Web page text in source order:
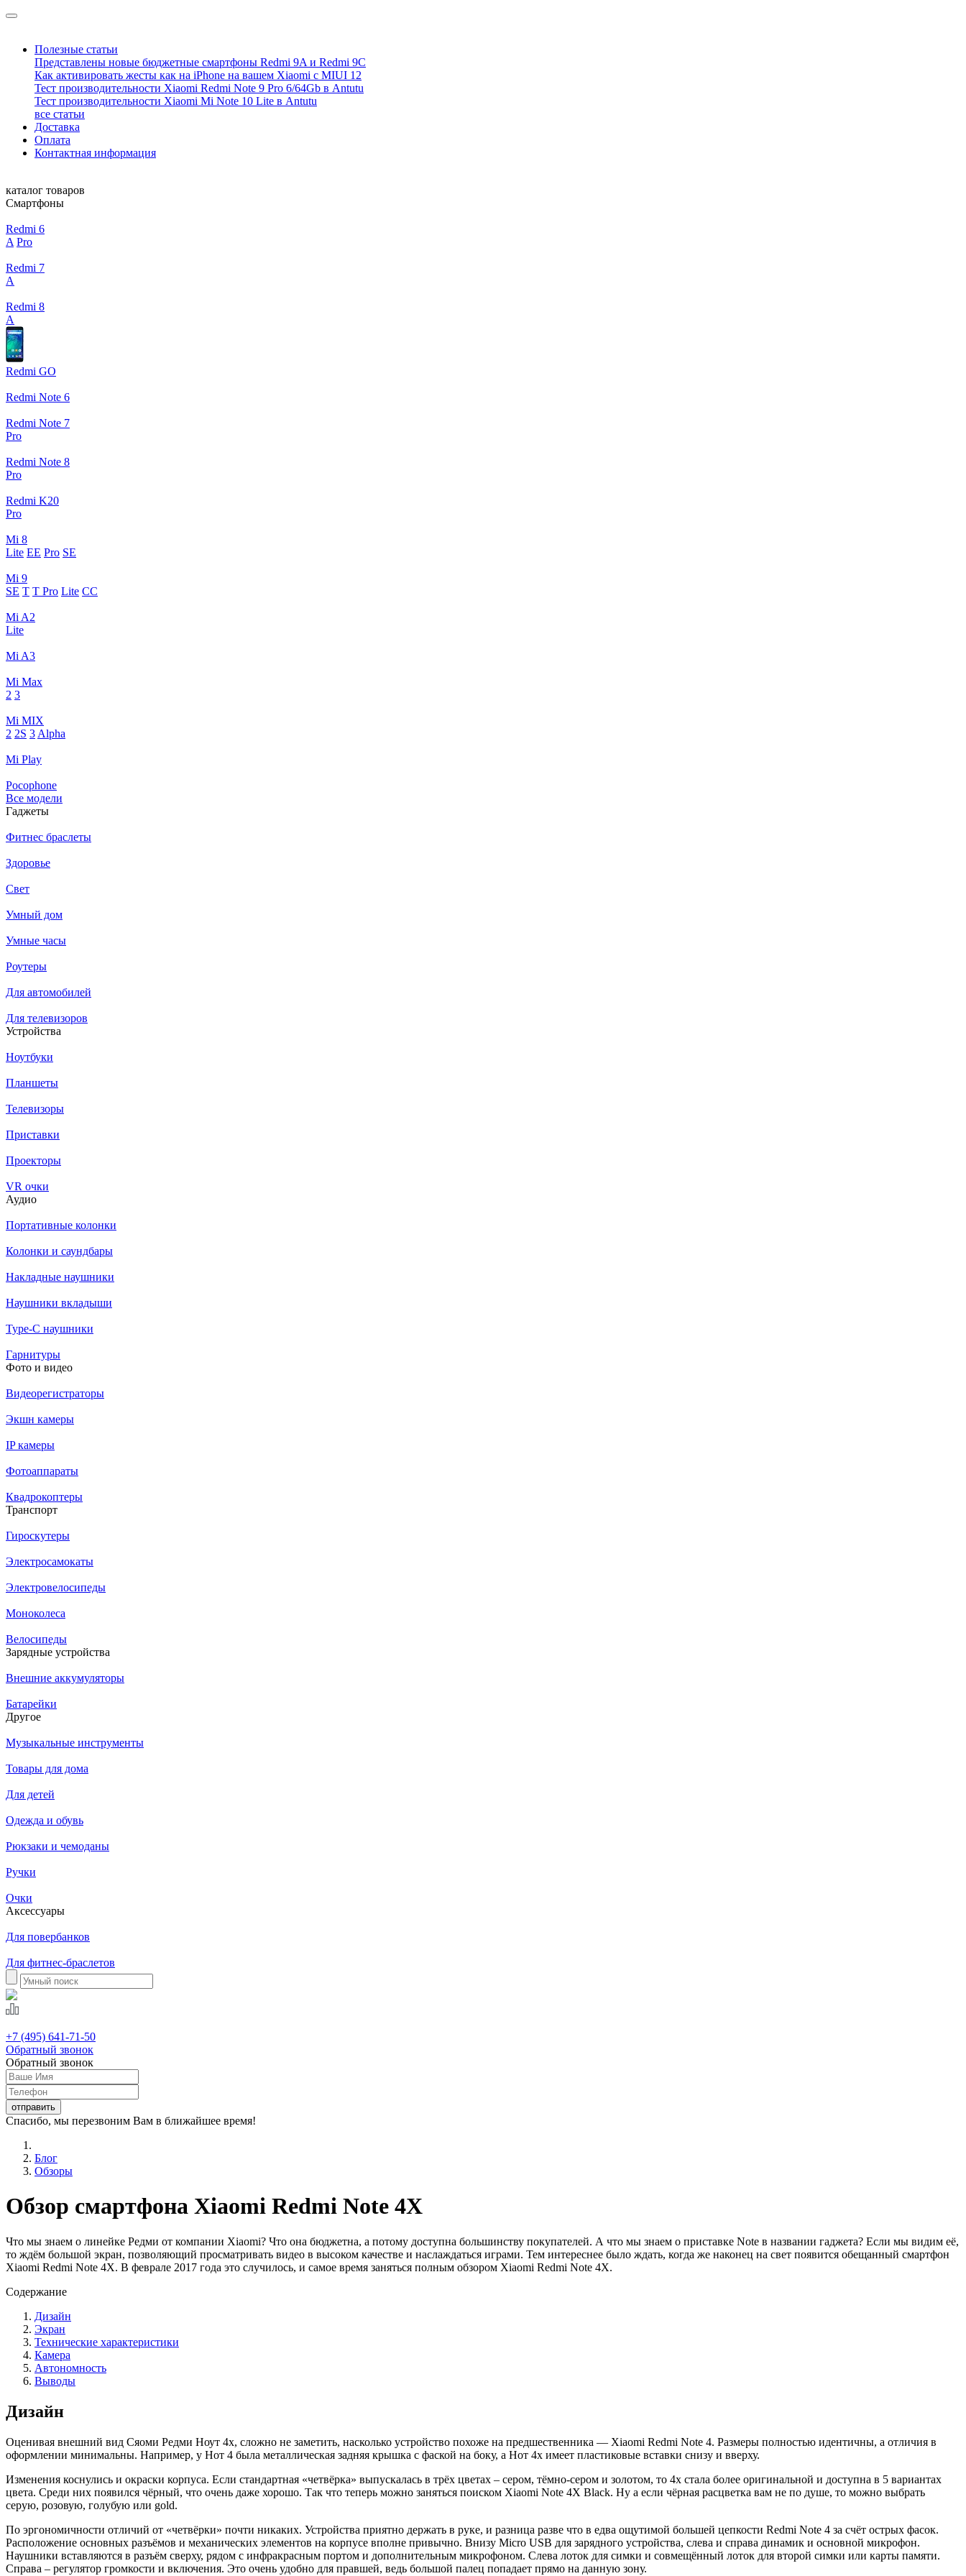
Полезные статьи
Представлены новые бюджетные смартфоны Redmi 9A и Redmi 9C
Как активировать жесты как на iPhone на вашем Xiaomi с MIUI 12
Тест производительности Xiaomi Redmi Note 9 Pro 6/64Gb в Antutu
Тест производительности Xiaomi Mi Note 10 Lite в Antutu
все статьи
Доставка
Оплата
Контактная информация
каталог товаров
Смартфоны
Redmi 6
A Pro
Redmi 7
A
Redmi 8
A
Redmi GO
Redmi Note 6
Redmi Note 7
Pro
Redmi Note 8
Pro
Redmi K20
Pro
Mi 8
Lite EE Pro SE
Mi 9
SE T T Pro Lite CC
Mi A2
Lite
Mi A3
Mi Max
2 3
Mi MIX
2 2S 3 Alpha
Mi Play
Pocophone
Все модели
Гаджеты
Фитнес браслеты
Здоровье
Свет
Умный дом
Умные часы
Роутеры
Для автомобилей
Для телевизоров
Устройства
Ноутбуки
Планшеты
Телевизоры
Приставки
Проекторы
VR очки
Аудио
Портативные колонки
Колонки и саундбары
Накладные наушники
Наушники вкладыши
Type-C наушники
Гарнитуры
Фото и видео
Видеорегистраторы
Экшн камеры
IP камеры
Фотоаппараты
Квадрокоптеры
Транспорт
Гироскутеры
Электросамокаты
Электровелосипеды
Моноколеса
Велосипеды
Зарядные устройства
Внешние аккумуляторы
Батарейки
Другое
Музыкальные инструменты
Товары для дома
Для детей
Одежда и обувь
Рюкзаки и чемоданы
Ручки
Очки
Аксессуары
Для повербанков
Для фитнес-браслетов
+7 (495) 641-71-50
Обратный звонок
Обратный звонок
Спасибо, мы перезвоним Вам в ближайшее время!
Блог
Обзоры
Обзор смартфона Xiaomi Redmi Note 4X
Что мы знаем о линейке Редми от компании Xiaomi? Что она бюджетна, а потому доступна большинству покупателей. А что мы знаем о приставке Note в названии гаджета? Если мы видим её,
то ждём большой экран, позволяющий просматривать видео в высоком качестве и наслаждаться играми. Тем интереснее было ждать, когда же наконец на свет появится обещанный смартфон
Xiaomi Redmi Note 4X. В феврале 2017 года это случилось, и самое время заняться полным обзором Xiaomi Redmi Note 4X.
Содержание
Дизайн
Экран
Технические характеристики
Камера
Автономность
Выводы
Дизайн
Оценивая внешний вид Сяоми Редми Ноут 4х, сложно не заметить, насколько устройство похоже на предшественника — Xiaomi Redmi Note 4. Размеры полностью идентичны, а отличия в
оформлении минимальны. Например, у Нот 4 была металлическая задняя крышка с фаской на боку, а Нот 4х имеет пластиковые вставки снизу и вверху.
Изменения коснулись и окраски корпуса. Если стандартная «четвёрка» выпускалась в трёх цветах – сером, тёмно-сером и золотом, то 4х стала более оригинальной и доступна в 5 вариантах
цвета. Среди них появился чёрный, что очень даже хорошо. Так что теперь можно заняться поиском Xiaomi Note 4X Black. Ну а если чёрная расцветка вам не по душе, то можно выбрать
серую, розовую, голубую или gold.
По эргономичности отличий от «четвёрки» почти никаких. Устройства приятно держать в руке, и разница разве что в едва ощутимой большей цепкости Redmi Note 4 за счёт острых фасок.
Расположение основных разъёмов и механических элементов на корпусе вполне привычно. Внизу Micro USB для зарядного устройства, слева и справа динамик и основной микрофон.
Наушники вставляются в разъём сверху, рядом с инфракрасным портом и дополнительным микрофоном. Слева лоток для симки и совмещённый лоток для второй симки или карты памяти.
Справа – регулятор громкости и включения. Это очень удобно для правшей, ведь большой палец попадает прямо на данную зону.